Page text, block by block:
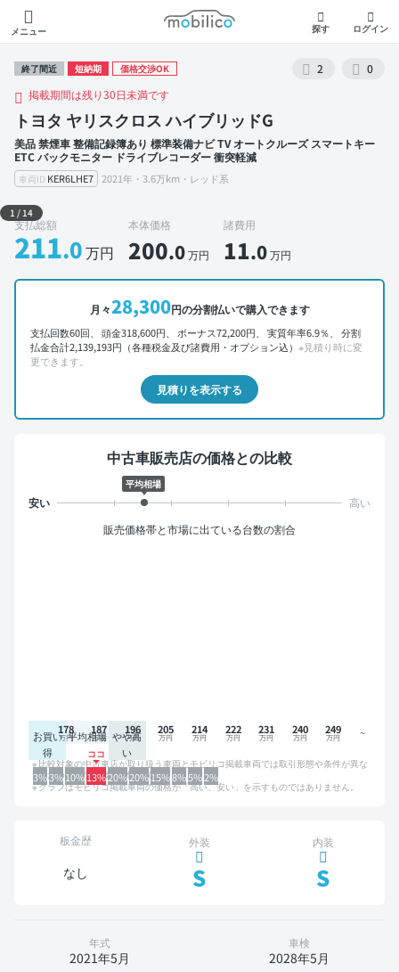
メニュー
モビリコ
探す ログイン
終了間近 短納期 価格交渉OK 2
0
掲載期間は残り30日未満です
トヨタ ヤリスクロス ハイブリッドG
美品 禁煙車 整備記録簿あり 標準装備ナビ TV オートクルーズ スマートキー
ETC バックモニター ドライブレコーダー 衝突軽減
車両ID KER6LHE7 2021年・3.6万km・レッド系
外装 左前
1 /14
支払総額
211.0万円
本体価格
200.0万円
諸費用
11.0万円
月々28,300円の分割払いで購入できます
支払回数60回、 頭金318,600円、 ボーナス72,200円、 実質年率6.9％、 分割
払金合計2,139,193円（各種税金及び諸費用・オプション込） ※見積り時に変
更できます。
見積りを表示する
中古車販売店の価格との比較
平均相場
販売価格帯と市場に出ている台数の割合
お買い
得
平均相場 やや高
い
3%3%10%13%20%20%15%8%5%2%
178 187 196 205 214 222 231 240 249
比較対象の中古車店が取り扱う車両とモビリコ掲載車両では取引形態や条件が異な
るため、グラフは参考情報です。
グラフはモビリコ掲載車両の価格が「高い、安い」を示すものではありません。
板金歴
なし
外装
S
内装
S
年式
2021年5月
車検
2028年5月